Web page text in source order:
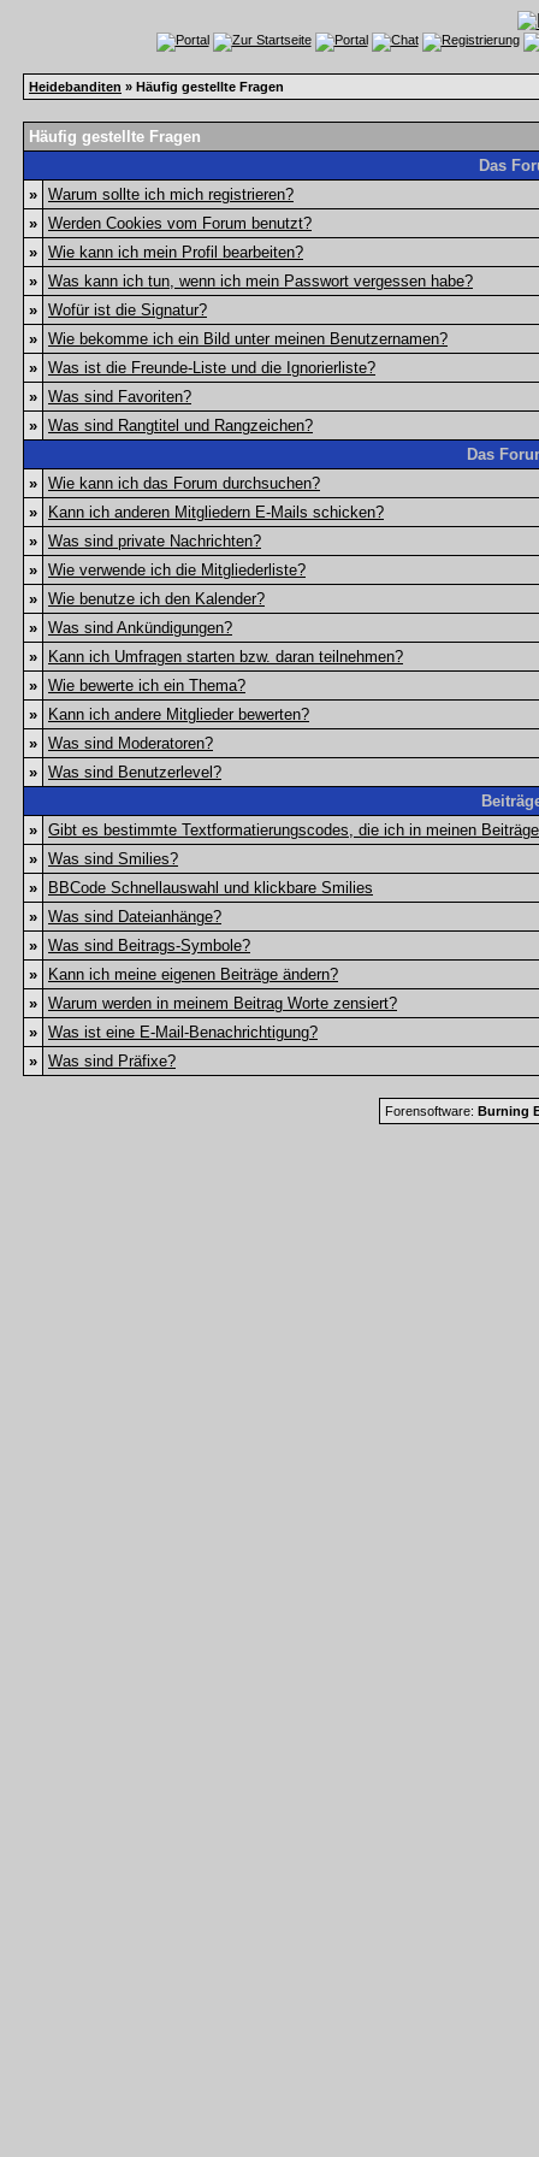
Heidebanditen » Häufig gestellte Fragen
Häufig gestellte Fragen
Das
» Warum sollte ich mich registrieren?
» Werden Cookies vom Forum benutzt?
» Wie kann ich mein Profil bearbeiten?
» Was kann ich tun, wenn ich mein Passwort vergessen habe?
» Wofür ist die Signatur?
» Wie bekomme ich ein Bild unter meinen Benutzernamen?
» Was ist die Freunde-Liste und die Ignorierliste?
» Was sind Favoriten?
» Was sind Rangtitel und Rangzeichen?
Das
» Wie kann ich das Forum durchsuchen?
»
Kann ich anderen Mitgliedern E-Mails schicken?
» Was sind private Nachrichten?
» Wie verwende ich die Mitgliederliste?
» Wie benutze ich den Kalender?
» Was sind Ankündigungen?
»
Kann ich Umfragen starten bzw. daran teilnehmen?
» Wie bewerte ich ein Thema?
»
Kann ich andere Mitglieder bewerten?
» Was sind Moderatoren?
» Was sind Benutzerlevel?
» Gibt es bestimmte Textformatierungscodes, die ich in meinen
» Was sind Smilies?
»
BBCode Schnellauswahl und klickbare Smilies
» Was sind Dateianhänge?
» Was sind Beitrags-Symbole?
»
Kann ich meine eigenen Beiträge ändern?
» Warum werden in meinem Beitrag Worte zensiert?
» Was ist eine E-Mail-Benachrichtigung?
» Was sind Präfixe?
Forensoftware: Burning